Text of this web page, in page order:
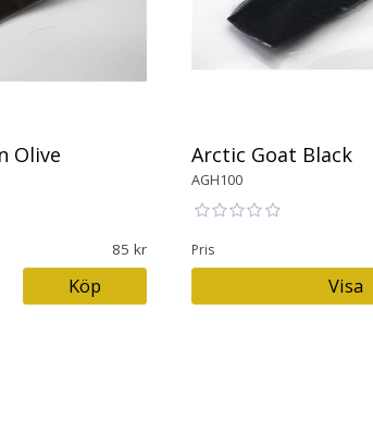
Olive
85
Köp
Arctic Goat Black
AGH100
Pris
Visa